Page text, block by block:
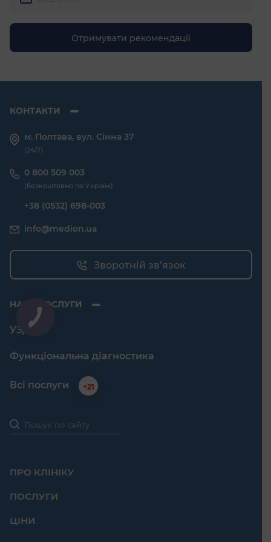
КОНТАКТИ
м. Полтава, вул. Сінна 37
(24/7)
0 800 509 003
(безкоштовно по Україні)
+38 (0532) 698-003
info@medion.ua
Зворотній зв’язок
НАШІ ПОСЛУГИ
УЗД
Функціональна діагностика
Всі послуги +21
ПРО КЛІНІКУ
ПОСЛУГИ
ЦІНИ